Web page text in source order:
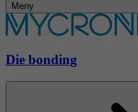
Meny
Die bonding